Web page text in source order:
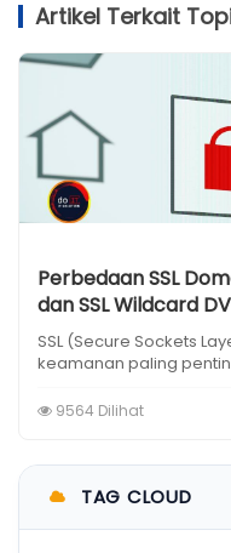
Artikel Terkait
Perbedaan SSL
dan SSL Wildcard
SSL (Secure Sockets
keamanan paling
9564 Dilihat
TAG CLOUD